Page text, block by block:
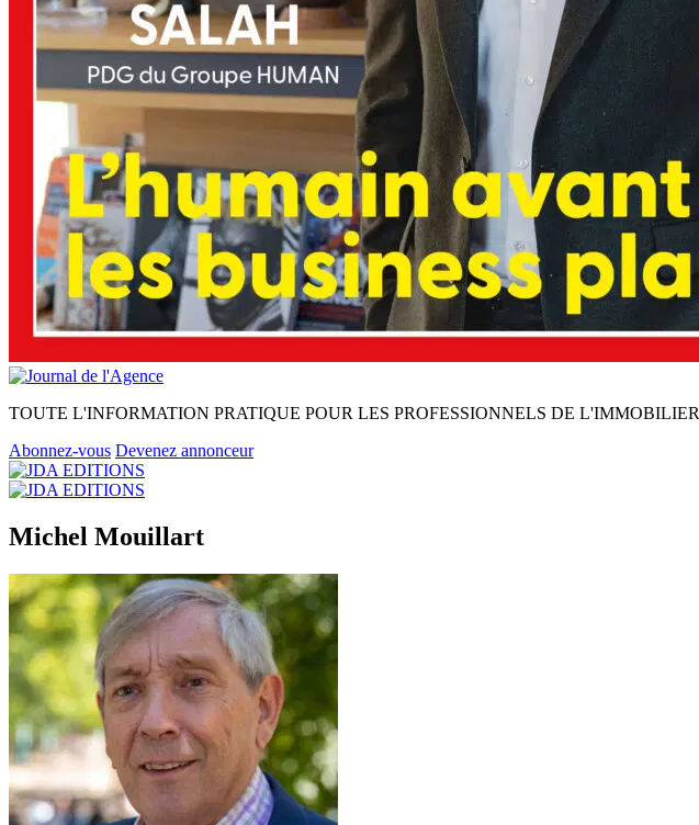
TOUTE L'INFORMATION PRATIQUE POUR LES PROFESSIONNELS DE L'IMMOBILIER
Abonnez-vous Devenez annonceur
Michel Mouillart